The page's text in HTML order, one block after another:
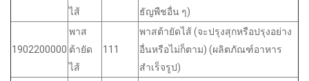
ไส้
ธัญพืชอื่น ๆ)
1902200000
พาส
ต้ายัด
ไส้
111
พาสต้ายัดไส้ (จะปรุงสุกหรือปรุงอย่าง
อื่นหรือไม่ก็ตาม) (ผลิตภัณฑ์อาหาร
สำเร็จรูป)